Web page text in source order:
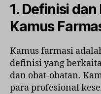
1. Definisi
Kamus
Kamus farmasi
definisi yang
dan obat-obatan.
para profesional